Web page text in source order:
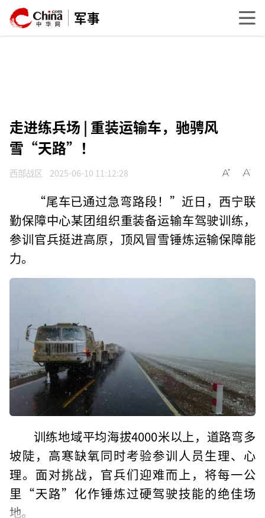
军事
走进练兵场 | 重装运输车，驰骋风
雪“天路”！
西部战区 2025-06-10 11:12:28
“尾车已通过急弯路段！”近日，西宁联
勤保障中心某团组织重装备运输车驾驶训练，
参训官兵挺进高原，顶风冒雪锤炼运输保障能
力。
训练地域平均海拔4000米以上，道路弯多
坡陡，高寒缺氧同时考验参训人员生理、心
理。面对挑战，官兵们迎难而上，将每一公
里“天路”化作锤炼过硬驾驶技能的绝佳场
地。